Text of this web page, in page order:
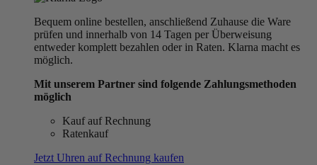
Bequem online bestellen, anschließend Zuhause die Ware
prüfen und innerhalb von 14 Tagen per Überweisung
entweder komplett bezahlen oder in Raten. Klarna macht es
möglich.
Mit unserem Partner sind folgende Zahlungsmethoden
möglich
Kauf auf Rechnung
Ratenkauf
Jetzt Uhren auf Rechnung kaufen